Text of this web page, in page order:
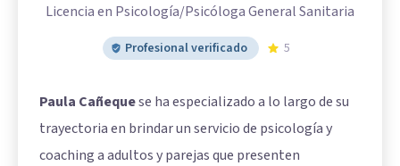
Licencia en Psicología/Psicóloga General Sanitaria
Profesional verificado 5
Paula Cañequese ha especializado a lo largo de su
trayectoria en brindar un servicio de psicología y
coaching a adultos y parejas que presenten